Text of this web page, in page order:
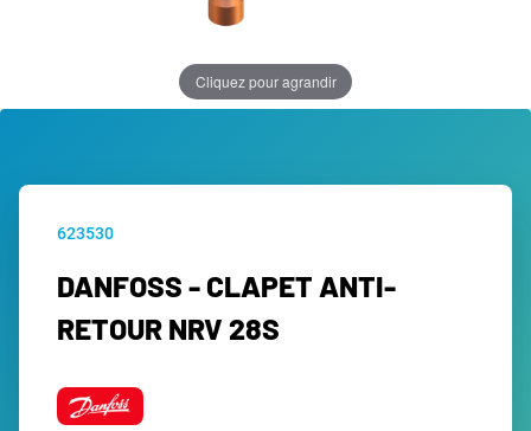
Cliquez pour agrandir
623530
DANFOSS - CLAPET ANTI-
RETOUR NRV 28S